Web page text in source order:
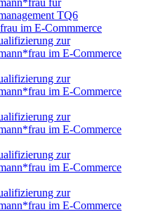
für
TQ6
im E-Commmerce
zur
im E-Commerce
zur
im E-Commerce
zur
im E-Commerce
zur
im E-Commerce
zur
im E-Commerce